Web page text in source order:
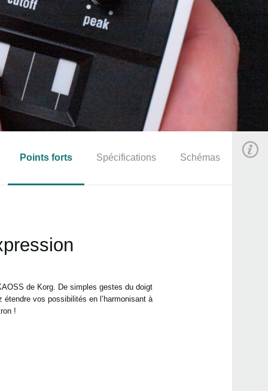
Points forts Spécifications Schémas
de Korg. De simples gestes du doigt
étendre vos possibilités en l’harmonisant à
!